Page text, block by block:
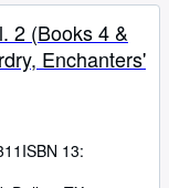
2 (Books 4 &
Enchanters'
ISBN 13: